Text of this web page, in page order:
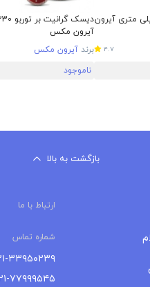
گرانیت بر 180 میلی متری آیرون
4.7
آیرون مکس
برند آیرون مکس
ناموجود
بازگشت به بالا
ارتباط با ما
شماره تماس
۰۲۱-
۰۲۱-